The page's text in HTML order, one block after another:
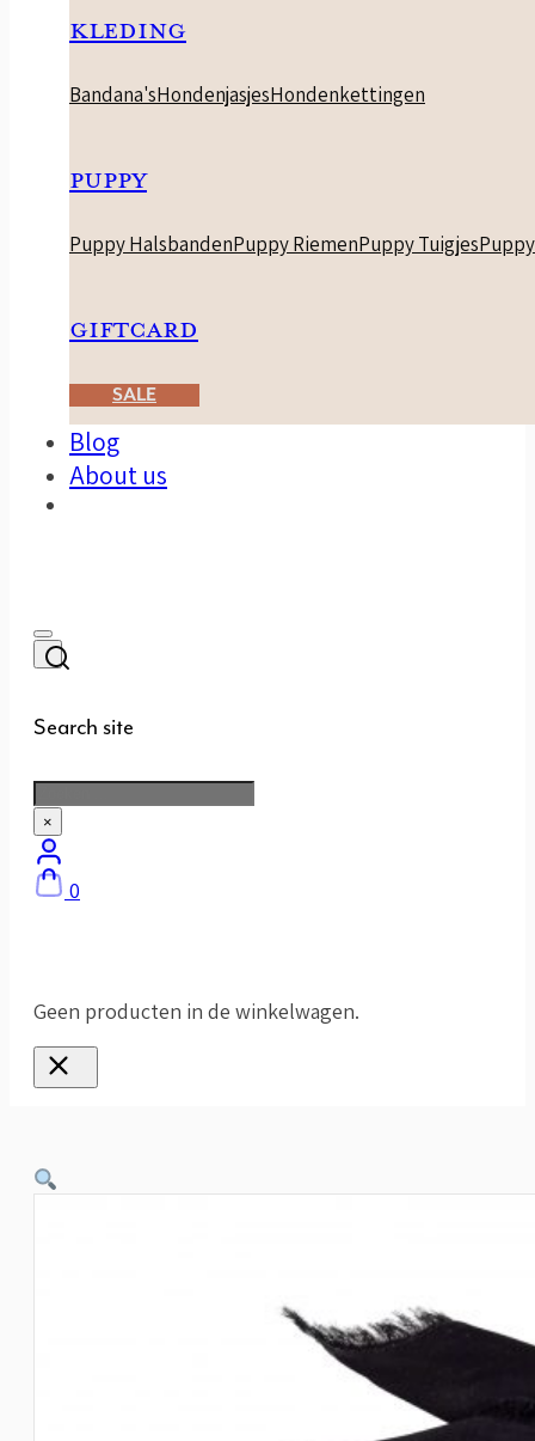
KLEDING
Bandana'sHondenjasjesHondenkettingen
PUPPY
Puppy HalsbandenPuppy RiemenPuppy Tuigjes
GIFTCARD
SALE
Blog
About us
Search site
Zoeken
×
0
Geen producten in de winkelwagen.